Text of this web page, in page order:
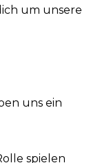
um unsere
uns ein
spielen